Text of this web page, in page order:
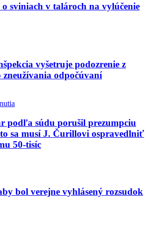
sviniach v talároch na vylúčenie
vyšetruje podozrenie z
zneužívania odpočúvaní
podľa súdu porušil prezumpciu
sa musí J. Čurillovi ospravedlniť
50-tisíc
bol verejne vyhlásený rozsudok